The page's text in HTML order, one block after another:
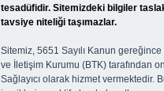
tesadüfidir. Sitemizdeki bilgiler
tavsiye niteliği taşımazlar.
Sitemiz, 5651 Sayılı Kanun
ve İletişim Kurumu (BTK) tarafından
Sağlayıcı olarak hizmet vermektedir.